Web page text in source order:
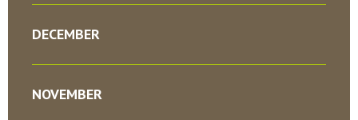
DECEMBER
NOVEMBER